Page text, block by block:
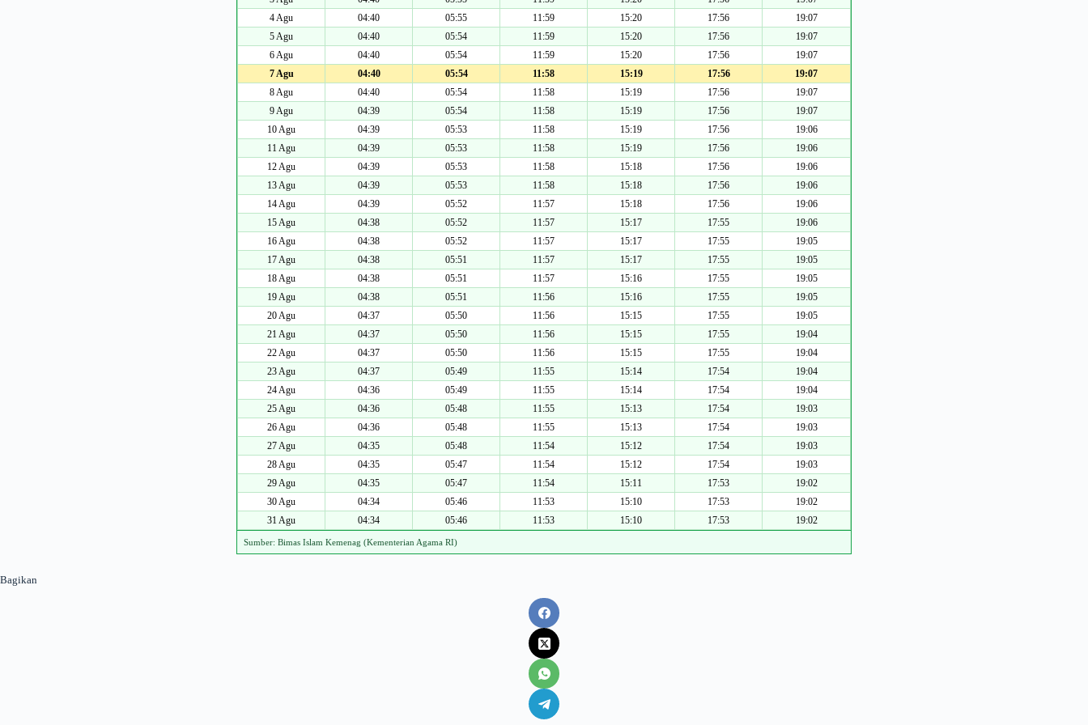
4 Agu
04:40 05:55 11:59 15:20 17:56
19:07
5 Agu
04:40 05:54 11:59 15:20 17:56
19:07
6 Agu
04:40 05:54 11:59 15:20 17:56
19:07
7 Agu
04:40 05:54 11:58 15:19 17:56
19:07
8 Agu
04:40 05:54 11:58 15:19 17:56
19:07
9 Agu
04:39 05:54 11:58 15:19 17:56
19:07
10 Agu
04:39 05:53 11:58 15:19 17:56
19:06
11 Agu
04:39 05:53 11:58 15:19 17:56
19:06
12 Agu
04:39 05:53 11:58 15:18 17:56
19:06
13 Agu
04:39 05:53 11:58 15:18 17:56
19:06
14 Agu
04:39 05:52 11:57 15:18 17:56
19:06
15 Agu
04:38 05:52 11:57 15:17 17:55
19:06
16 Agu
04:38 05:52 11:57 15:17 17:55
19:05
17 Agu
04:38 05:51 11:57 15:17 17:55
19:05
18 Agu
04:38 05:51 11:57 15:16 17:55
19:05
19 Agu
04:38 05:51 11:56 15:16 17:55
19:05
20 Agu
04:37 05:50 11:56 15:15 17:55
19:05
21 Agu
04:37 05:50 11:56 15:15 17:55
19:04
22 Agu
04:37 05:50 11:56 15:15 17:55
19:04
23 Agu
04:37 05:49 11:55 15:14 17:54
19:04
24 Agu
04:36 05:49 11:55 15:14 17:54
19:04
25 Agu
04:36 05:48 11:55 15:13 17:54
19:03
26 Agu
04:36 05:48 11:55 15:13 17:54
19:03
27 Agu
04:35 05:48 11:54 15:12 17:54
19:03
28 Agu
04:35 05:47 11:54 15:12 17:54
19:03
29 Agu
04:35 05:47 11:54 15:11 17:53
19:02
30 Agu
04:34 05:46 11:53 15:10 17:53
19:02
31 Agu
04:34 05:46 11:53 15:10 17:53 19:02
Sumber: Bimas Islam Kemenag (Kementerian Agama RI)
Bagikan